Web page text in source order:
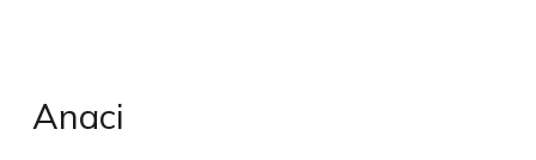
Anaci